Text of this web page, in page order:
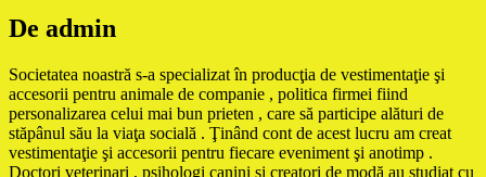
De admin
Societatea noastră s-a specializat în producţia de vestimentaţie şi
accesorii pentru animale de companie , politica firmei fiind
personalizarea celui mai bun prieten , care să participe alături de
stăpânul său la viaţa socială . Ţinând cont de acest lucru am creat
vestimentaţie şi accesorii pentru fiecare eveniment şi anotimp .
Doctori veterinari , psihologi canini şi creatori de modă au studiat cu